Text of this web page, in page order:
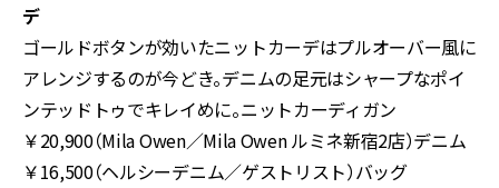
デ
ゴールドボタンが効いたニットカーデはプルオーバー風に
アレンジするのが今どき。デニムの足元はシャープなポイ
ンテッドトゥでキレイめに。ニットカーディガン
￥20,900（Mila Owen／Mila Owen ルミネ新宿2店）デニム
￥16,500（ヘルシーデニム／ゲストリスト）バッグ